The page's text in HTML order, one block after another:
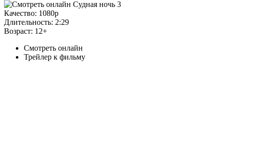
Качество: 1080p
Длительность: 2:29
Возраст: 12+
Смотреть онлайн
Трейлер к фильму